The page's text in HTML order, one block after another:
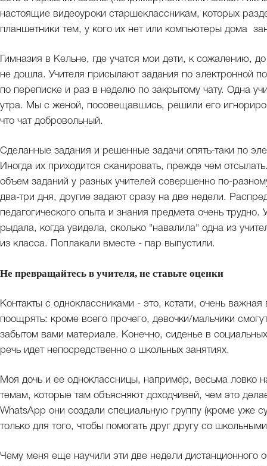
настоящие видеоуроки старшеклассникам, которых
планшетники тем, у кого их нет или компьютеры дома
Гимназия в Кельне, где учатся мои дети, к сожалению,
не дошла. Учителя присылают задания по электронной
по переписке и раз в неделю по закрытому чату. Одна
утра. Мы с женой, посовещавшись, решили его
что чат добровольный.
Сделанные задания и решенные задачи опять-таки по
Иногда их приходится сканировать, прежде чем
объем заданий у разных учителей совершенно по-
два-три дня, другие задают сразу на две недели.
педагогического опыта и знания предмета очень
рыдала, когда увидела, сколько "навалила" одна из
из класса. Поплакали вместе - пар выпустили.
Не превращайтесь в учителя, не ставьте оценки
Контакты с одноклассниками - это, кстати, очень
поощрять: кроме всего прочего, девочки/мальчики
забытом вами материале. Конечно, сиденье в
речь идет непосредственно о школьных занятиях.
Моя дочь и ее одноклассницы, например, весьма ловко
темам, которые там объясняют доходчивей, чем это
WhatsApp они создали специальную группу (кроме уже
только для того, чтобы помогать друг другу со
Чему меня еще научили эти две недели